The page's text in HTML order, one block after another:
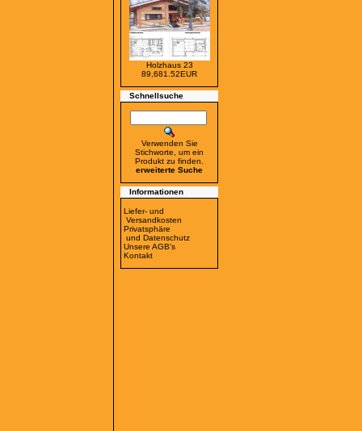
Holzhaus 23
89,681.52EUR
Schnellsuche
Verwenden Sie
Stichworte, um ein
Produkt zu finden.
erweiterte Suche
Informationen
Liefer- und
Versandkosten
Privatsphäre
und Datenschutz
Unsere AGB's
Kontakt